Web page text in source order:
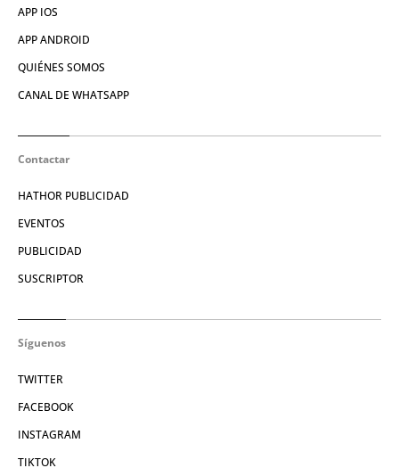
APP IOS
APP ANDROID
QUIÉNES SOMOS
CANAL DE WHATSAPP
Contactar
HATHOR PUBLICIDAD
EVENTOS
PUBLICIDAD
SUSCRIPTOR
Síguenos
TWITTER
FACEBOOK
INSTAGRAM
TIKTOK